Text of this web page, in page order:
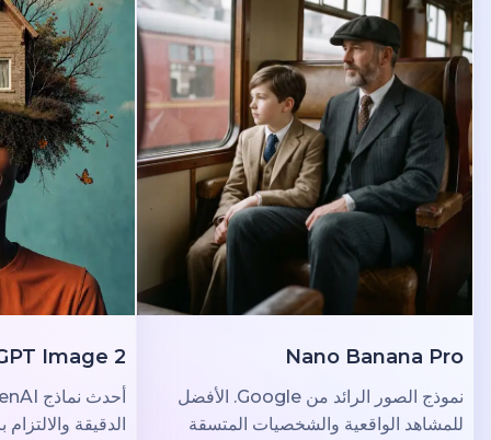
Nano Banana Pro
نموذج الصور الرائد من Google. الأفضل
للمشاهد الواقعية والشخصيات المتسقة
GPT Image 2
الدقيقة والالتزام